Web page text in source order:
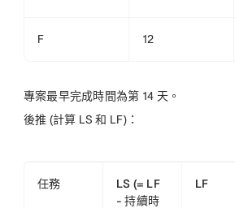
F 12
專案最早完成時間為第 14 天。
後推 (計算 LS 和 LF)：
任務
LS (= LF
- 持續時
LF